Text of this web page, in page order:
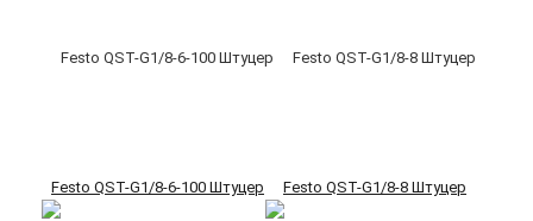
Festo QST-G1/8-6-100 Штуцер Festo QST-G1/8-8 Штуцер